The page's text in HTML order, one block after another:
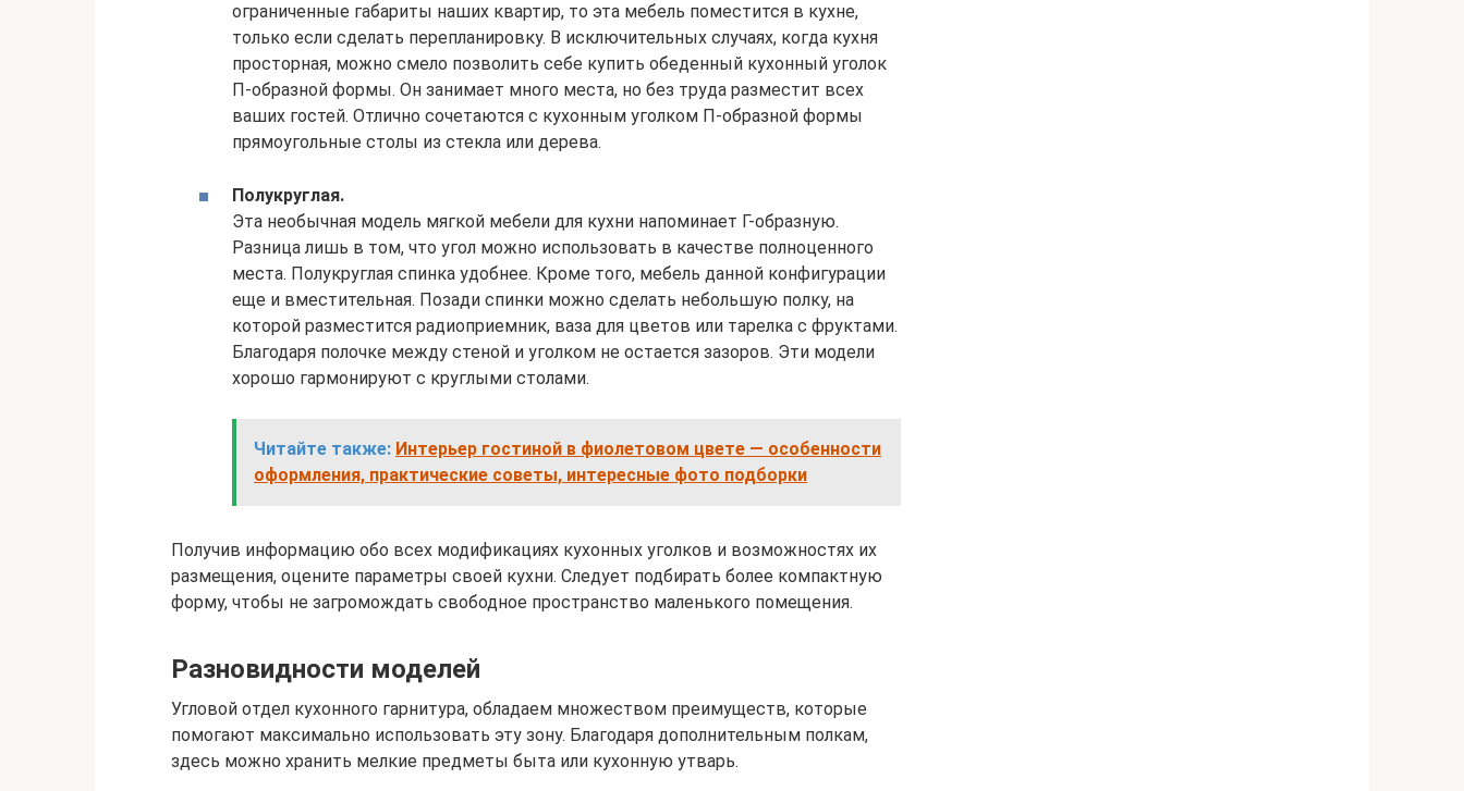
ограниченные габариты наших квартир, то эта мебель поместится в кухне,
только если сделать перепланировку. В исключительных случаях, когда кухня
просторная, можно смело позволить себе купить обеденный кухонный уголок
П-образной формы. Он занимает много места, но без труда разместит всех
ваших гостей. Отлично сочетаются с кухонным уголком П-образной формы
прямоугольные столы из стекла или дерева.
Полукруглая.
Эта необычная модель мягкой мебели для кухни напоминает Г-образную.
Разница лишь в том, что угол можно использовать в качестве полноценного
места. Полукруглая спинка удобнее. Кроме того, мебель данной конфигурации
еще и вместительная. Позади спинки можно сделать небольшую полку, на
которой разместится радиоприемник, ваза для цветов или тарелка с фруктами.
Благодаря полочке между стеной и уголком не остается зазоров. Эти модели
хорошо гармонируют с круглыми столами.
Читайте также: Интерьер гостиной в фиолетовом цвете — особенности
оформления, практические советы, интересные фото подборки
Получив информацию обо всех модификациях кухонных уголков и возможностях их
размещения, оцените параметры своей кухни. Следует подбирать более компактную
форму, чтобы не загромождать свободное пространство маленького помещения.
Разновидности моделей
Угловой отдел кухонного гарнитура, обладаем множеством преимуществ, которые
помогают максимально использовать эту зону. Благодаря дополнительным полкам,
здесь можно хранить мелкие предметы быта или кухонную утварь.